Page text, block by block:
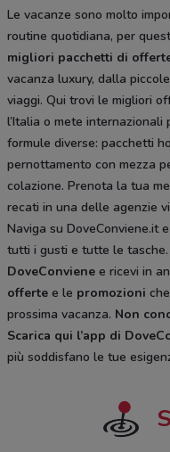
Le vacanze sono molto
routine quotidiana, per
migliori pacchetti di
vacanza luxury, dalla
viaggi. Qui trovi le migliori
l’Italia o mete
formule diverse: pacchetti
pernottamento con mezza
colazione. Prenota la tua
recati in una delle agenzie
Naviga su DoveConviene.it
tutti i gusti e tutte le tasche.
DoveConviene e ricevi in
offerte e le promozioni
prossima vacanza. Non
Scarica qui l’app di
più soddisfano le tue